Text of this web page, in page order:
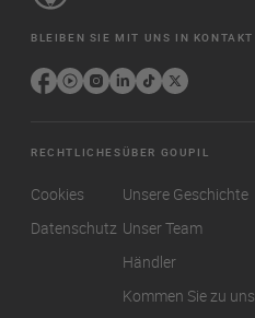
BLEIBEN SIE MIT UNS IN KONTAKT
RECHTLICHES
Cookies
Datenschutz
ÜBER GOUPIL
Unsere Geschichte
Unser Team
Händler
Kommen Sie zu uns